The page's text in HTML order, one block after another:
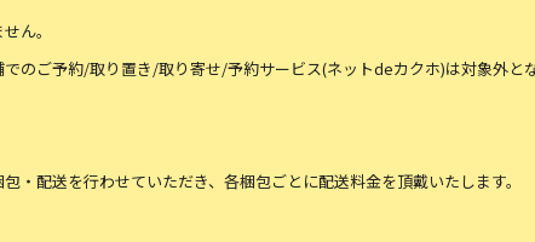
ん。
のご予約/取り置き/取り寄せ/予約サービス(ネットdeカクホ)は対象外とな
配送を行わせていただき、各梱包ごとに配送料金を頂戴いたします。